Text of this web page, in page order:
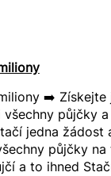
➡️ Získejte
všechny půjčky
jedna žádost
půjčky na
a to ihned